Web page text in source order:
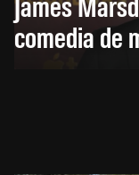
comedia de